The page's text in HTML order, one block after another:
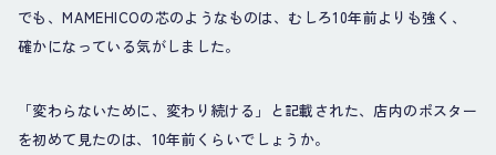
でも、MAMEHICOの芯のようなものは、むしろ10年前よりも強く、
確かになっている気がしました。
「変わらないために、変わり続ける」と記載された、店内のポスター
を初めて見たのは、10年前くらいでしょうか。